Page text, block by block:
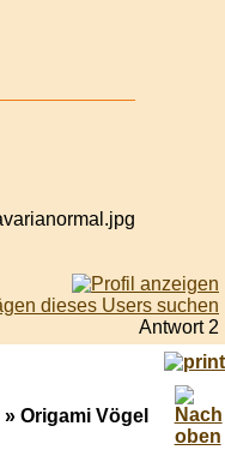
Antwort 2
» Origami Vögel